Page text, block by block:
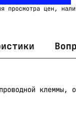
просмотра цен,
клеммы,